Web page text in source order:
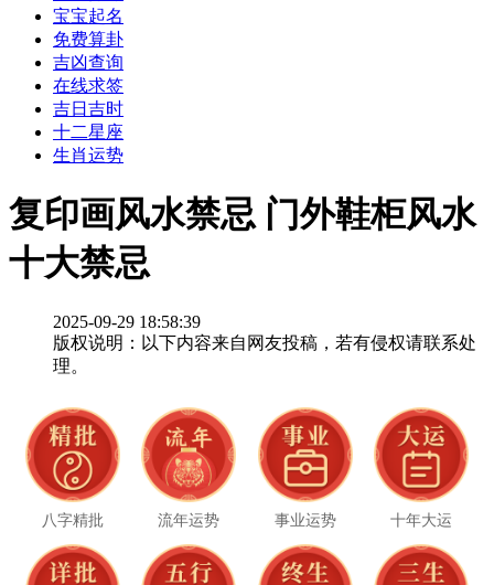
宝宝起名
免费算卦
吉凶查询
在线求签
吉日吉时
十二星座
生肖运势
复印画风水禁忌 门外鞋柜风水
十大禁忌
2025-09-29 18:58:39
版权说明：以下内容来自网友投稿，若有侵权请联系处
理。
八字精批 流年运势 事业运势 十年大运